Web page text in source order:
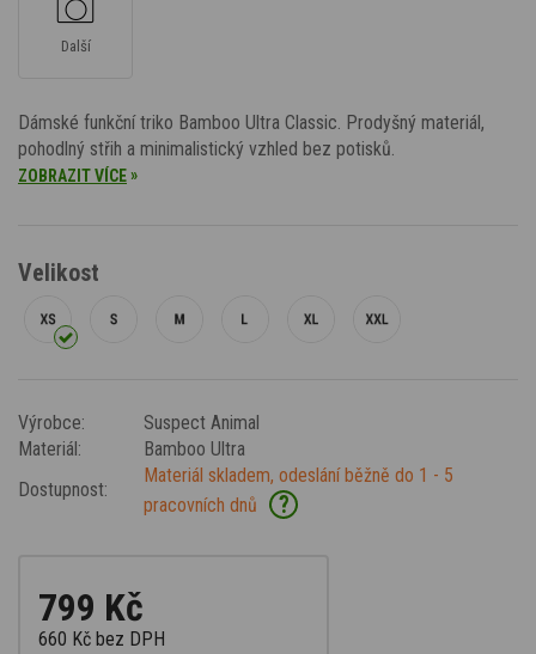
Další
Dámské funkční triko Bamboo Ultra Classic. Prodyšný materiál,
pohodlný střih a minimalistický vzhled bez potisků.
ZOBRAZIT VÍCE»
Velikost
Výrobce:
Suspect Animal
Materiál:
Bamboo Ultra
Dostupnost:
Materiál skladem, odeslání běžně do 1 - 5
pracovních dnů
?
799 Kč
660 Kč bez DPH